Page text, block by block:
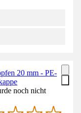
20 mm - PE-
noch nicht